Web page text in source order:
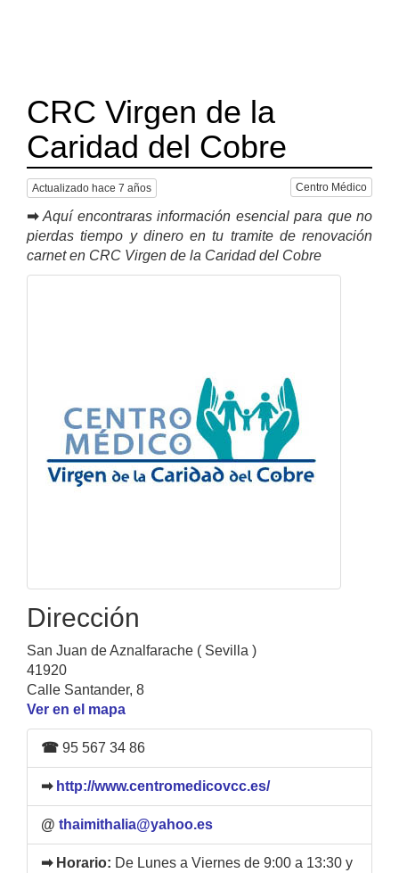
CRC Virgen de la
Caridad del Cobre
Actualizado hace 7 años Centro Médico
➡ Aquí encontraras información esencial para que no
pierdas tiempo y dinero en tu tramite de renovación
carnet en CRC Virgen de la Caridad del Cobre
Dirección
San Juan de Aznalfarache ( Sevilla )
41920
Calle Santander, 8
Ver en el mapa
☎ 95 567 34 86
➡ http://www.centromedicovcc.es/
@ thaimithalia@yahoo.es
➡ Horario: De Lunes a Viernes de 9:00 a 13:30 y